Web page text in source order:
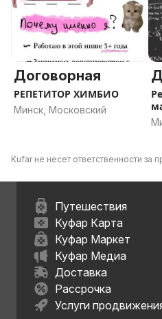
Договорная
РЕПЕТИТОР ХИМБИО
Минск, Московский
Kufar не несет ответственности за
Путешествия
Куфар Карта
Куфар Маркет
Куфар Медиа
Доставка
Рассрочка
Услуги